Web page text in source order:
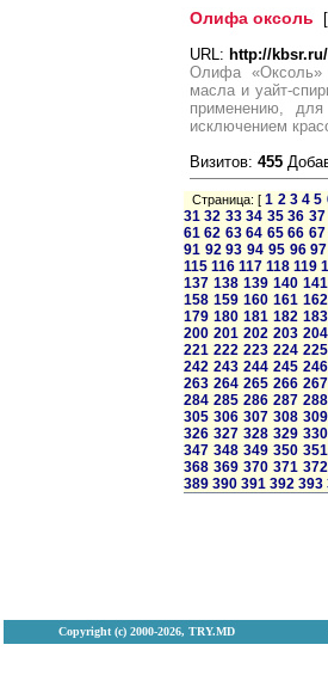
Олифа оксоль [
URL: http://
Олифа «Оксоль»
масла и уайт-
применению, для
исключением
Визитов: 455
Страница: [1 2 3 4 5
31 32 33 34 35 36 37
61 62 63 64 65 66 67
91 92 93 94 95 96 97
115 116 117 118 119
137 138 139 140 141
158 159 160 161 162
179 180 181 182 183
200 201 202 203 204
221 222 223 224 225
242 243 244 245 246
263 264 265 266 267
284 285 286 287 288
305 306 307 308 309
326 327 328 329 330
347 348 349 350 351
368 369 370 371 372
389 390 391 392 393
Copyright (с) 2000-2026, TRY.MD